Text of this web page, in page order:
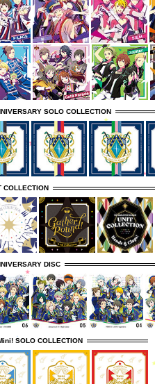
SOLO COLLECTION
COLLECTION
DISC
SOLO COLLECTION